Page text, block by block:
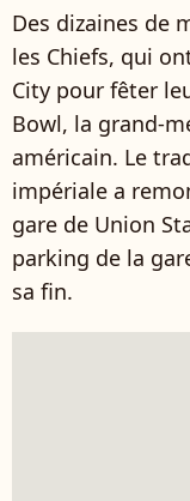
Des dizaines de
les Chiefs, qui
City pour fêter
Bowl, la grand-
américain. Le
impériale a
gare de Union
parking de la
sa fin.